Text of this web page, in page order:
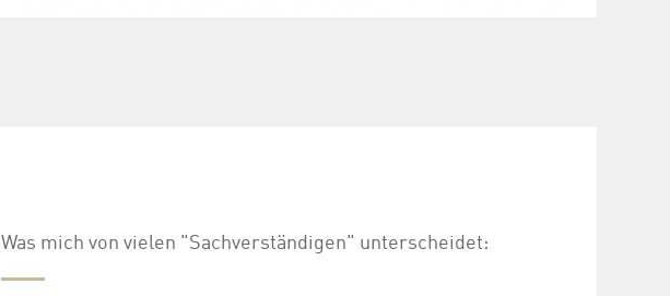
Was mich von vielen "Sachverständigen" unterscheidet: